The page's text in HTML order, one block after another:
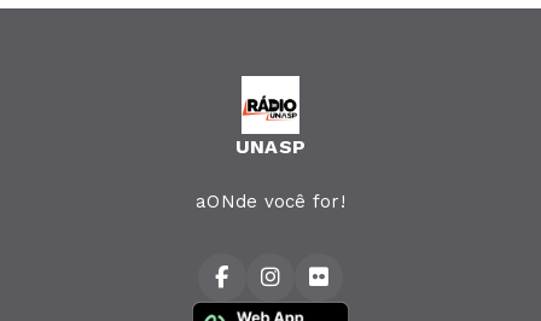
UNASP
aONde você for!